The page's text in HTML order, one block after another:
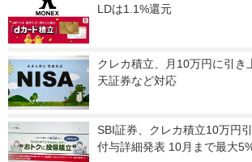
LDは1.1%還元
クレカ積立、月10万円に引き
天証券など対応
SBI証券、クレカ積立10万円
付与詳細発表 10月まで最大